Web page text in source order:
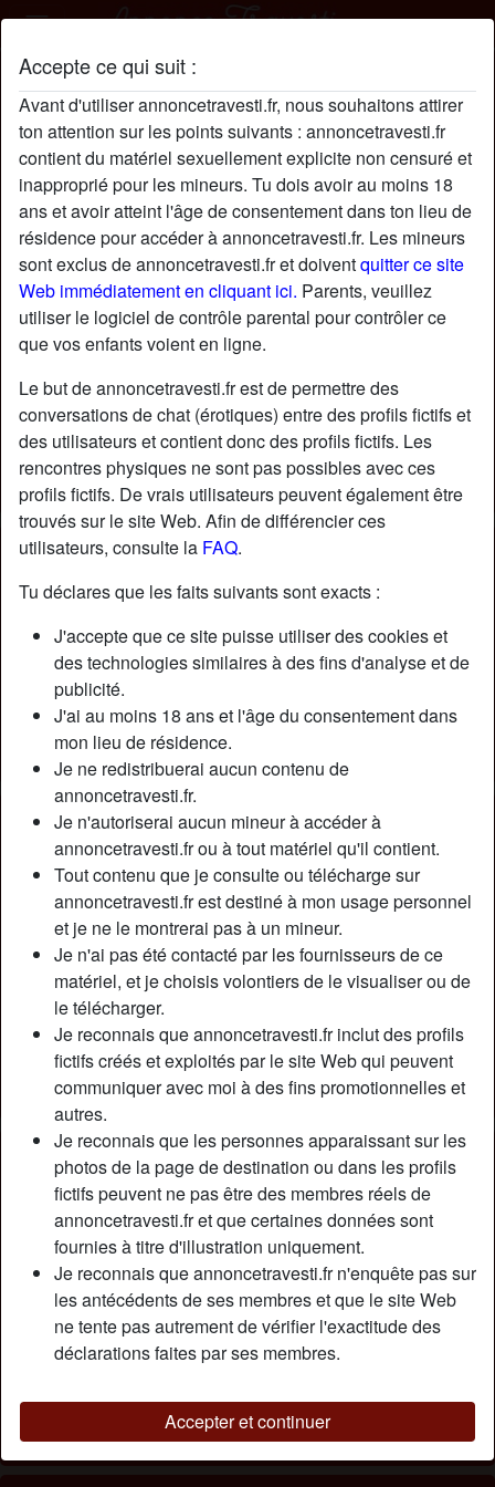
Accepte ce qui suit :
Avant d'utiliser annoncetravesti.fr, nous souhaitons attirer
ton attention sur les points suivants : annoncetravesti.fr
contient du matériel sexuellement explicite non censuré et
inapproprié pour les mineurs. Tu dois avoir au moins 18
ans et avoir atteint l'âge de consentement dans ton lieu de
résidence pour accéder à annoncetravesti.fr. Les mineurs
sont exclus de annoncetravesti.fr et doiventquitter ce site
Web immédiatement en cliquant ici. Parents, veuillez
utiliser le logiciel de contrôle parental pour contrôler ce
que vos enfants voient en ligne.
Le but de annoncetravesti.fr est de permettre des
conversations de chat (érotiques) entre des profils fictifs et
des utilisateurs et contient donc des profils fictifs. Les
rencontres physiques ne sont pas possibles avec ces
profils fictifs. De vrais utilisateurs peuvent également être
trouvés sur le site Web. Afin de différencier ces
utilisateurs, consulte la FAQ.
Tu déclares que les faits suivants sont exacts :
J'accepte que ce site puisse utiliser des cookies et
des technologies similaires à des fins d'analyse et de
publicité.
J'ai au moins 18 ans et l'âge du consentement dans
mon lieu de résidence.
Je ne redistribuerai aucun contenu de
annoncetravesti.fr.
Je n'autoriserai aucun mineur à accéder à
annoncetravesti.fr ou à tout matériel qu'il contient.
Tout contenu que je consulte ou télécharge sur
annoncetravesti.fr est destiné à mon usage personnel
et je ne le montrerai pas à un mineur.
Je n'ai pas été contacté par les fournisseurs de ce
matériel, et je choisis volontiers de le visualiser ou de
le télécharger.
Je reconnais que annoncetravesti.fr inclut des profils
fictifs créés et exploités par le site Web qui peuvent
communiquer avec moi à des fins promotionnelles et
autres.
Je reconnais que les personnes apparaissant sur les
photos de la page de destination ou dans les profils
fictifs peuvent ne pas être des membres réels de
annoncetravesti.fr et que certaines données sont
fournies à titre d'illustration uniquement.
Je reconnais que annoncetravesti.fr n'enquête pas sur
les antécédents de ses membres et que le site Web
ne tente pas autrement de vérifier l'exactitude des
déclarations faites par ses membres.
Accepter et continuer
CatherineVidal profil
starAjouter chatDiscuter !
Nickname:
CatherineVidal
Âge:
33
Pays:
France
Département:
Haute-Garonne
Sexe:
Transexuelle
Sexualité:
Bisexuel(le)
Relation:
Couleur des cheveux:
Brunette
Épilé(e):
Oui
Fumeur(euse):
Non
Description
Belle transexuelle avec très belle petite poitrine et bon petit
boul dispo en plan sexe hard. Je cherche des mecs qui ont
envie que je les suce et surtout des mecs pour venir me
déboiter l’arrière train. Je suis un trans 100% passive.
Accepte jeunes hommes de 20ans comme vieux mecs
célib ou mariés de plus de 50 ans. L’essentiel, c’est que je
te sente passer dans mon trou de balles de chienne en rut.
Cherche
N'a spécifié aucune préférence